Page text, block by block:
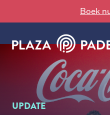
Boek
UPDATE